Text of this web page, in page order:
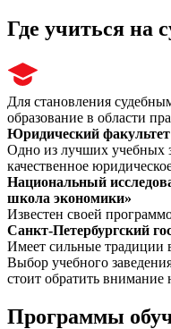
Где учиться на
Для становления
образование в области
Юридический
Одно из лучших учебных
качественное
Национальный
школа экономики»
Известен своей
Санкт-Петербургский
Имеет сильные традиции
Выбор учебного
стоит обратить
Программы